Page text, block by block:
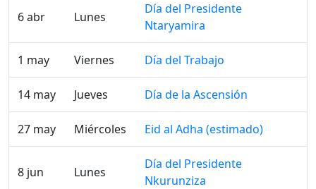
6 abr Lunes
Día del Presidente
Ntaryamira
1 may Viernes Día del Trabajo
14 may Jueves Día de la Ascensión
27 may Miércoles Eid al Adha (estimado)
8 jun Lunes
Día del Presidente
Nkurunziza